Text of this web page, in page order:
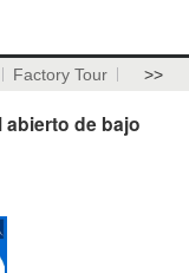
Factory Tour >>
de bajo